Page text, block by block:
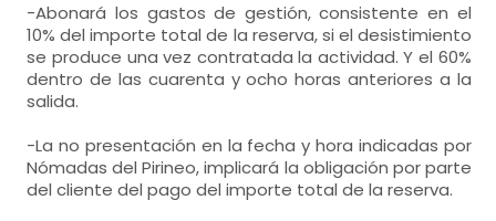
-Abonará los gastos de gestión, consistente en el
10% del importe total de la reserva, si el desistimiento
se produce una vez contratada la actividad. Y el 60%
dentro de las cuarenta y ocho horas anteriores a la
salida.
-La no presentación en la fecha y hora indicadas por
Nómadas del Pirineo, implicará la obligación por parte
del cliente del pago del importe total de la reserva.